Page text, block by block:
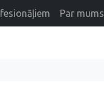
Par mums